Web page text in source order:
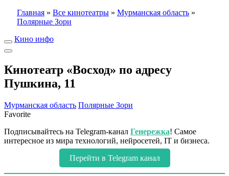
Главная » Все кинотеатры » Мурманская область »
Полярные Зори
Кино инфо
Кинотеатр «Восход» по адресу
Пушкина, 11
Мурманская область Полярные Зори
Favorite
Подписывайтесь на Telegram-канал Генережка! Самое
интересное из мира технологий, нейросетей, IT и бизнеса.
Перейти в Telegram канал